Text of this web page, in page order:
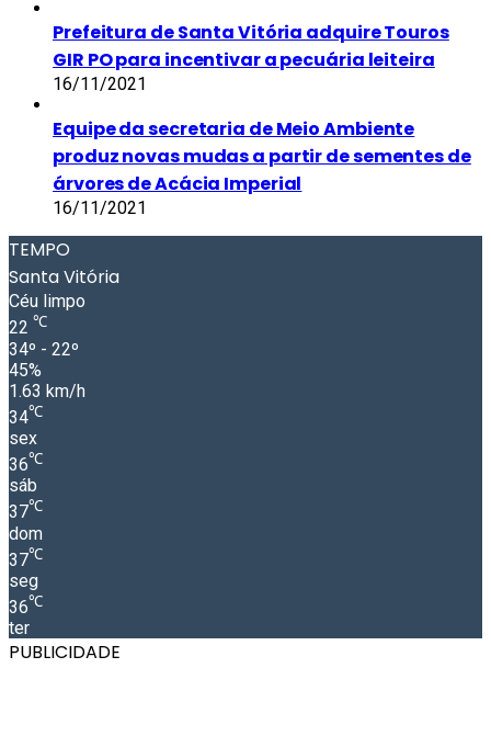
Prefeitura de Santa Vitória adquire Touros
GIR PO para incentivar a pecuária leiteira
16/11/2021
Equipe da secretaria de Meio Ambiente
produz novas mudas a partir de sementes de
árvores de Acácia Imperial
16/11/2021
TEMPO
Santa Vitória
Céu limpo
22 ℃
34º - 22º
45%
1.63 km/h
34℃
sex
36℃
sáb
37℃
dom
37℃
seg
36℃
ter
PUBLICIDADE